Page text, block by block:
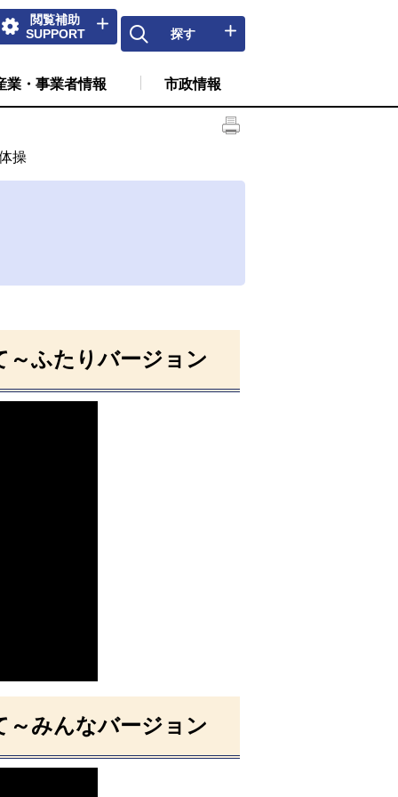
閲覧補助
SUPPORT
探す
業・事業者情報 市政情報
操
～ふたりバージョン
～みんなバージョン